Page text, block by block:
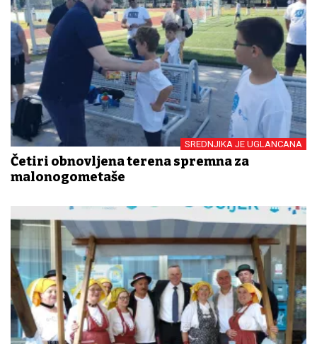
SREDNJIKA JE UGLANCANA
Četiri obnovljena terena spremna za
malonogometaše